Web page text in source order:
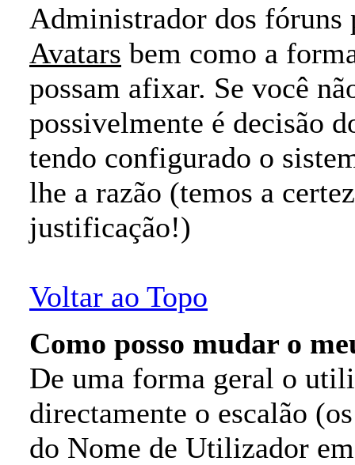
Administrador dos fóruns
Avatars bem como a
possam afixar. Se você
possivelmente é decisão
tendo configurado o
lhe a razão (temos a
justificação!)
Voltar ao Topo
Como posso mudar o
De uma forma geral o
directamente o escalão
do Nome de Utilizador